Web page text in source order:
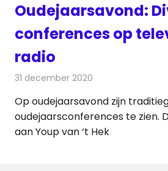
Oudejaarsavond:
conferences op
radio
31 december 2020
Op oudejaarsavond zijn
oudejaarsconferences te zien.
aan Youp van ‘t Hek